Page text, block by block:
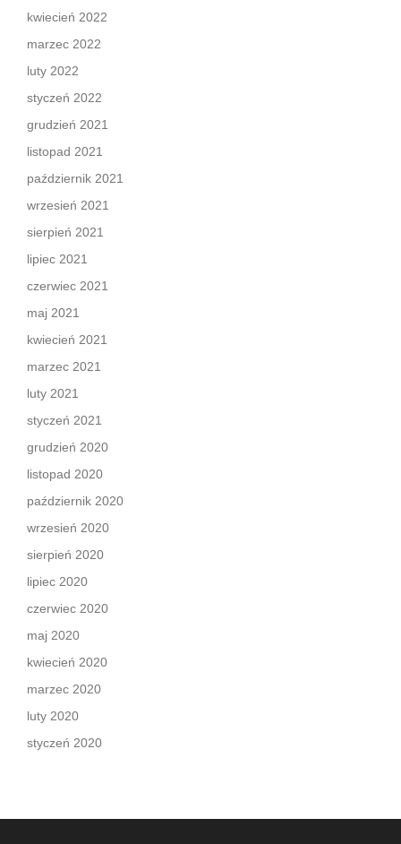
kwiecień 2022
marzec 2022
luty 2022
styczeń 2022
grudzień 2021
listopad 2021
październik 2021
wrzesień 2021
sierpień 2021
lipiec 2021
czerwiec 2021
maj 2021
kwiecień 2021
marzec 2021
luty 2021
styczeń 2021
grudzień 2020
listopad 2020
październik 2020
wrzesień 2020
sierpień 2020
lipiec 2020
czerwiec 2020
maj 2020
kwiecień 2020
marzec 2020
luty 2020
styczeń 2020